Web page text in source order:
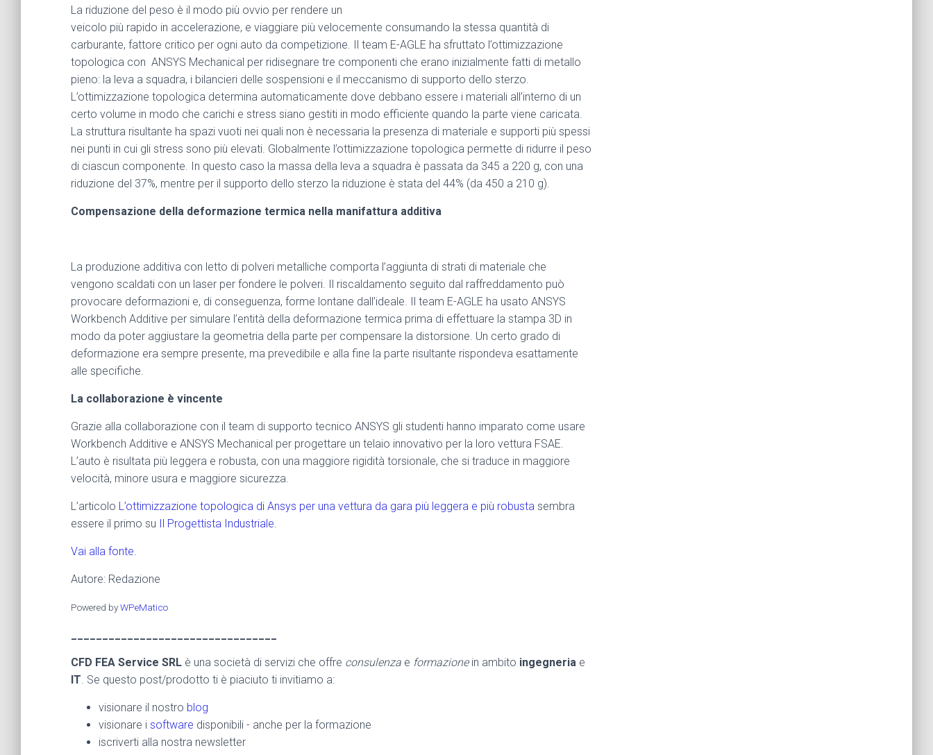
La riduzione del peso è il modo più ovvio per rendere un
veicolo più rapido in accelerazione, e viaggiare più velocemente consumando la stessa quantità di
carburante, fattore critico per ogni auto da competizione. Il team E-AGLE ha sfruttato l’ottimizzazione
topologica con ANSYS Mechanical per ridisegnare tre componenti che erano inizialmente fatti di metallo
pieno: la leva a squadra, i bilancieri delle sospensioni e il meccanismo di supporto dello sterzo.
L’ottimizzazione topologica determina automaticamente dove debbano essere i materiali all’interno di un
certo volume in modo che carichi e stress siano gestiti in modo efficiente quando la parte viene caricata.
La struttura risultante ha spazi vuoti nei quali non è necessaria la presenza di materiale e supporti più spessi
nei punti in cui gli stress sono più elevati. Globalmente l’ottimizzazione topologica permette di ridurre il peso
di ciascun componente. In questo caso la massa della leva a squadra è passata da 345 a 220 g, con una
riduzione del 37%, mentre per il supporto dello sterzo la riduzione è stata del 44% (da 450 a 210 g).
Compensazione della deformazione termica nella manifattura additiva
La produzione additiva con letto di polveri metalliche comporta l’aggiunta di strati di materiale che
vengono scaldati con un laser per fondere le polveri. Il riscaldamento seguito dal raffreddamento può
provocare deformazioni e, di conseguenza, forme lontane dall’ideale. Il team E-AGLE ha usato ANSYS
Workbench Additive per simulare l’entità della deformazione termica prima di effettuare la stampa 3D in
modo da poter aggiustare la geometria della parte per compensare la distorsione. Un certo grado di
deformazione era sempre presente, ma prevedibile e alla fine la parte risultante rispondeva esattamente
alle specifiche.
La collaborazione è vincente
Grazie alla collaborazione con il team di supporto tecnico ANSYS gli studenti hanno imparato come usare
Workbench Additive e ANSYS Mechanical per progettare un telaio innovativo per la loro vettura FSAE.
L’auto è risultata più leggera e robusta, con una maggiore rigidità torsionale, che si traduce in maggiore
velocità, minore usura e maggiore sicurezza.
L’articolo L’ottimizzazione topologica di Ansys per una vettura da gara più leggera e più robusta sembra
essere il primo su Il Progettista Industriale.
Vai alla fonte.
Autore: Redazione
Powered byWPeMatico
CFD FEA Service SRL è una società di servizi che offre consulenza e formazionein ambito ingegneria e
IT. Se questo post/prodotto ti è piaciuto ti invitiamo a:
visionare il nostro blog
visionare i software disponibili - anche per la formazione
iscriverti alla nostra newsletter